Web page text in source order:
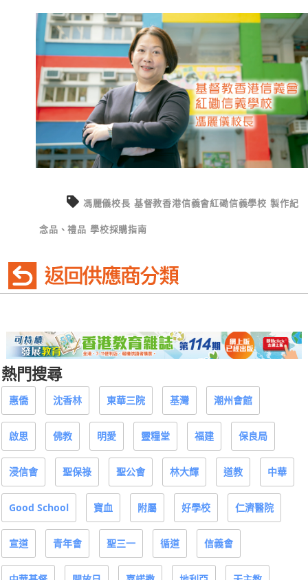
馮麗儀校長 基督教香港信義會紅磡信義學校 製作紀
念品、禮品 學校採購指南
熱門搜尋
惠僑 沈香林 東華三院 基灣 潮州會館
啟思 佛教 明愛 靈糧堂 福建 保良局
浸信會 聖保祿 聖公會 林大輝 道教 中華
Good School 寶血 附屬 好學校 仁濟醫院
宣道 青年會 聖三一 循道 信義會